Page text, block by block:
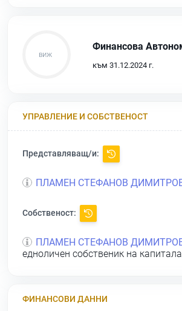
Финансова
към 31.12.2024 г.
УПРАВЛЕНИЕ И СОБСТВЕНОСТ
Представляващ/и:
ПЛАМЕН СТЕФАНОВ
Собственост:
ПЛАМЕН СТЕФАНОВ
едноличен собственик на капитала
ФИНАНСОВИ ДАННИ